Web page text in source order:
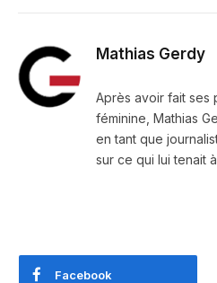
Mathias Gerdy
Après avoir fait ses
féminine, Mathias
en tant que
sur ce qui lui tenait
Facebook